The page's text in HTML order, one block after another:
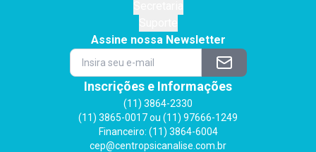
Assine nossa Newsletter
Inscrições e Informações
(11) 3864-2330
(11) 3865-0017 ou (11) 97666-1249
Financeiro: (11) 3864-6004
cep@centropsicanalise.com.br